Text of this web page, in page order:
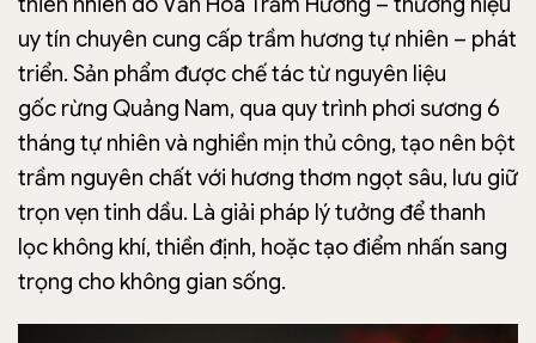
uy tín chuyên cung cấp trầm hương tự nhiên – phát
triển. Sản phẩm được chế tác từ nguyên liệu
gốc rừng Quảng Nam, qua quy trình phơi sương 6
tháng tự nhiên và nghiền mịn thủ công, tạo nên bột
trầm nguyên chất với hương thơm ngọt sâu, lưu giữ
trọn vẹn tinh dầu. Là giải pháp lý tưởng để thanh
lọc không khí, thiền định, hoặc tạo điểm nhấn sang
trọng cho không gian sống.